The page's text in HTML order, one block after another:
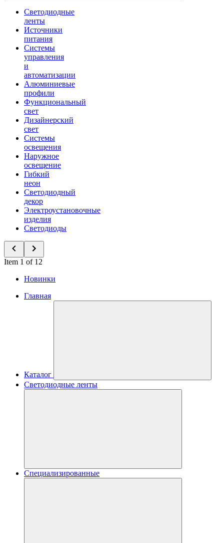
Светодиодные
ленты
Источники
питания
Системы
управления
и
автоматизации
Алюминиевые
профили
Функциональный
свет
Дизайнерский
свет
Системы
освещения
Наружное
освещение
Гибкий
неон
Светодиодный
декор
Электроустановочные
изделия
Светодиоды
Item 1 of 12
Новинки
Главная
Каталог
Светодиодные ленты
Специализированные